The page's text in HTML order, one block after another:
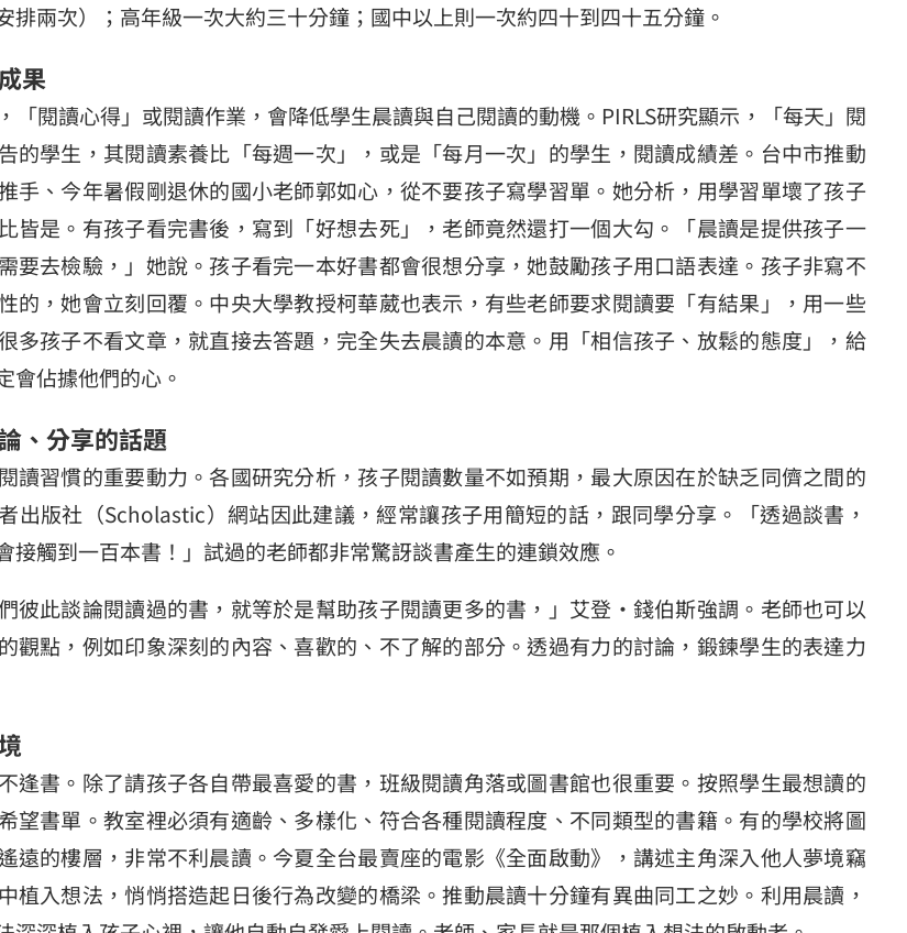
排兩次）；高年級一次大約三十分鐘；國中以上則一次約四十到四十五分鐘。
果
「閱讀心得」或閱讀作業，會降低學生晨讀與自己閱讀的動機。PIRLS研究顯示，「每天」閱
的學生，其閱讀素養比「每週一次」，或是「每月一次」的學生，閱讀成績差。台中市推動
手、今年暑假剛退休的國小老師郭如心，從不要孩子寫學習單。她分析，用學習單壞了孩子
皆是。有孩子看完書後，寫到「好想去死」，老師竟然還打一個大勾。「晨讀是提供孩子一
要去檢驗，」她說。孩子看完一本好書都會很想分享，她鼓勵孩子用口語表達。孩子非寫不
的，她會立刻回覆。中央大學教授柯華葳也表示，有些老師要求閱讀要「有結果」，用一些
多孩子不看文章，就直接去答題，完全失去晨讀的本意。用「相信孩子、放鬆的態度」，給
會佔據他們的心。
、分享的話題
讀習慣的重要動力。各國研究分析，孩子閱讀數量不如預期，最大原因在於缺乏同儕之間的
出版社（Scholastic）網站因此建議，經常讓孩子用簡短的話，跟同學分享。「透過談書，
接觸到一百本書！」試過的老師都非常驚訝談書產生的連鎖效應。
們彼此談論閱讀過的書，就等於是幫助孩子閱讀更多的書，」艾登‧錢伯斯強調。老師也可以
觀點，例如印象深刻的內容、喜歡的、不了解的部分。透過有力的討論，鍛鍊學生的表達力
逢書。除了請孩子各自帶最喜愛的書，班級閱讀角落或圖書館也很重要。按照學生最想讀的
望書單。教室裡必須有適齡、多樣化、符合各種閱讀程度、不同類型的書籍。有的學校將圖
遠的樓層，非常不利晨讀。今夏全台最賣座的電影《全面啟動》，講述主角深入他人夢境竊
植入想法，悄悄搭造起日後行為改變的橋梁。推動晨讀十分鐘有異曲同工之妙。利用晨讀，